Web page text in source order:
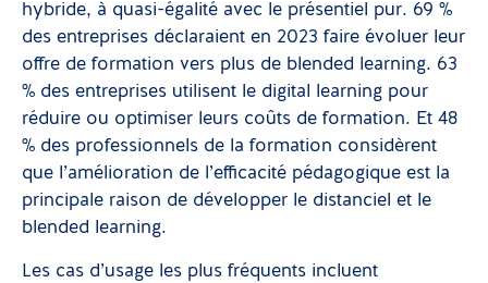
hybride, à quasi-égalité avec le présentiel pur. 69 %
des entreprises déclaraient en 2023 faire évoluer leur
offre de formation vers plus de blended learning. 63
% des entreprises utilisent le digital learning pour
réduire ou optimiser leurs coûts de formation. Et 48
% des professionnels de la formation considèrent
que l’amélioration de l’efficacité pédagogique est la
principale raison de développer le distanciel et le
blended learning.
Les cas d’usage les plus fréquents incluent